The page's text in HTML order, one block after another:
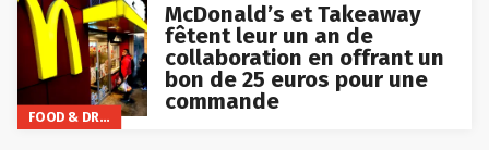
FOOD & DRINKS
McDonald’s et Takeaway
fêtent leur un an de
collaboration en offrant un
bon de 25 euros pour une
commande